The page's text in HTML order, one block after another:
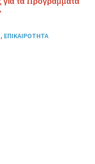
, ΕΠΙΚΑΙΡΟΤΗΤΑ